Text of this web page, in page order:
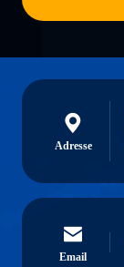
Adresse
Email